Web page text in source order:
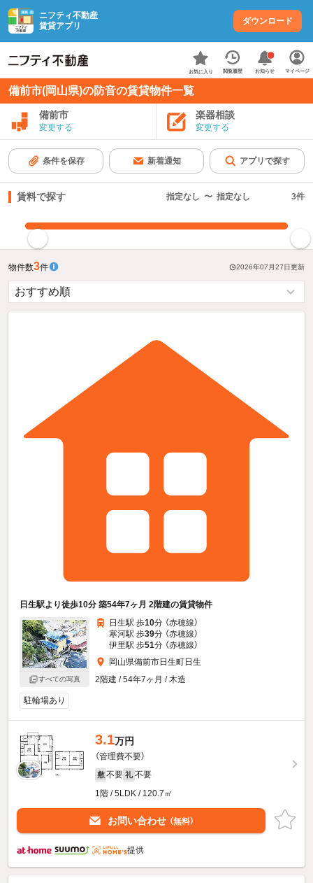
ニフティ不動産
賃貸アプリ
ダウンロード
お気に入り 閲覧履歴 お知らせ マイページ
備前市(岡山県)の防音の賃貸物件一覧
備前市
変更する
楽器相談
変更する
条件を保存 新着通知 アプリで探す
賃料で探す 指定なし 〜 指定なし 3件
物件数3件 2026年07月27日更新
日生駅より徒歩10分 築54年7ヶ月 2階建の賃貸物件
すべての写真
日生駅 歩10分 （赤穂線）
寒河駅 歩39分 （赤穂線）
伊里駅 歩51分 （赤穂線）
岡山県備前市日生町日生
2階建 / 54年7ヶ月 / 木造
駐輪場あり
3.1万円
（管理費不要）
敷 不要 礼 不要
1階 / 5LDK / 120.7㎡
お問い合わせ （無料）
提供